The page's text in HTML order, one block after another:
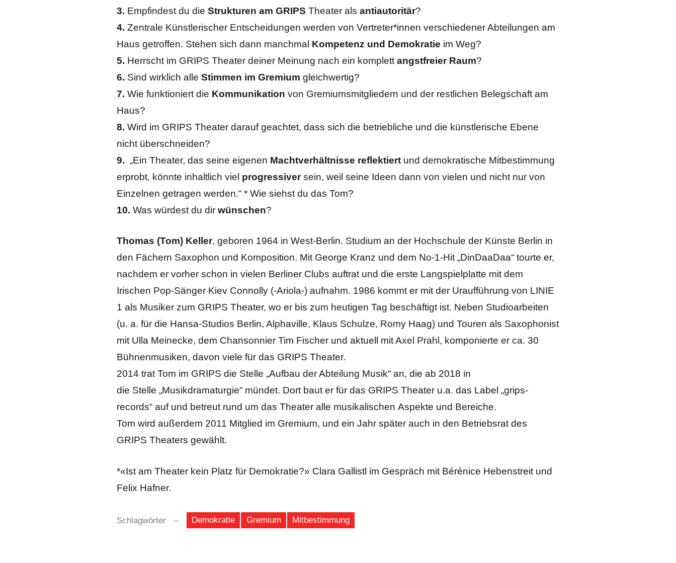
3. Empfindest du die Strukturen am GRIPS Theater als antiautoritär?
4. Zentrale Künstlerischer Entscheidungen werden von Vertreter*innen verschiedener Abteilungen am
Haus getroffen. Stehen sich dann manchmal Kompetenz und Demokratie im Weg?
5. Herrscht im GRIPS Theater deiner Meinung nach ein komplett angstfreier Raum?
6. Sind wirklich alle Stimmen im Gremium gleichwertig?
7. Wie funktioniert die Kommunikation von Gremiumsmitgliedern und der restlichen Belegschaft am
Haus?
8. Wird im GRIPS Theater darauf geachtet, dass sich die betriebliche und die künstlerische Ebene
nicht überschneiden?
9. „Ein Theater, das seine eigenen Machtverhältnisse reflektiert und demokratische Mitbestimmung
erprobt, könnte inhaltlich viel progressiversein, weil seine Ideen dann von vielen und nicht nur von
Einzelnen getragen werden.“ * Wie siehst du das Tom?
10. Was würdest du dir wünschen?
Thomas (Tom) Keller, geboren 1964 in West-Berlin. Studium an der Hochschule der Künste Berlin in
den Fächern Saxophon und Komposition. Mit George Kranz und dem No-1-Hit „DinDaaDaa“ tourte er,
nachdem er vorher schon in vielen Berliner Clubs auftrat und die erste Langspielplatte mit dem
Irischen Pop-Sänger Kiev Connolly (-Ariola-) aufnahm. 1986 kommt er mit der Uraufführung von LINIE
1 als Musiker zum GRIPS Theater, wo er bis zum heutigen Tag beschäftigt ist. Neben Studioarbeiten
(u. a. für die Hansa-Studios Berlin, Alphaville, Klaus Schulze, Romy Haag) und Touren als Saxophonist
mit Ulla Meinecke, dem Chansonnier Tim Fischer und aktuell mit Axel Prahl, komponierte er ca. 30
Bühnenmusiken, davon viele für das GRIPS Theater.
2014 trat Tom im GRIPS die Stelle „Aufbau der Abteilung Musik“ an, die ab 2018 in
die Stelle „Musikdramaturgie“ mündet. Dort baut er für das GRIPS Theater u.a. das Label „grips-
records“ auf und betreut rund um das Theater alle musikalischen Aspekte und Bereiche.
Tom wird außerdem 2011 Mitglied im Gremium, und ein Jahr später auch in den Betriebsrat des
GRIPS Theaters gewählt.
*«Ist am Theater kein Platz für Demokratie?» Clara Gallistl im Gespräch mit Bérénice Hebenstreit und
Felix Hafner.
Schlagwörter Demokratie Gremium Mitbestimmung